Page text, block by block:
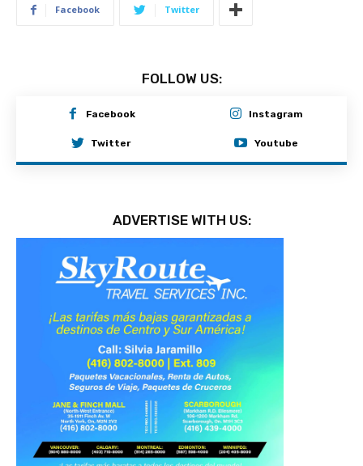
Facebook Twitter
FOLLOW US:
Facebook Instagram
Twitter Youtube
ADVERTISE WITH US: